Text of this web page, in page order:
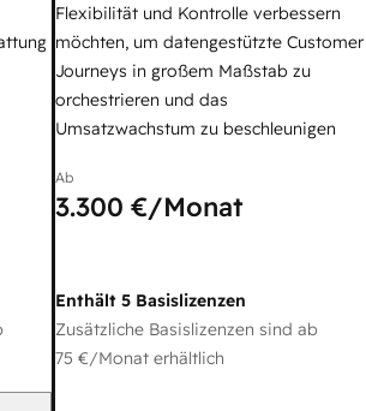
Flexibilität und Kontrolle verbessern
möchten, um datengestützte Customer
Journeys in großem Maßstab zu
orchestrieren und das
Umsatzwachstum zu beschleunigen
Ab
3.300 €/Monat
Enthält 5 Basislizenzen
Zusätzliche Basislizenzen sind ab
75 €/Monat erhältlich